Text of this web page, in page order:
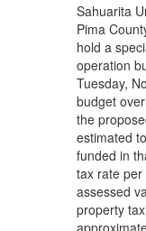
Sahuarita
Pima
hold a
operation
Tuesday,
budget
the
estimated
funded in
tax rate
assessed
property